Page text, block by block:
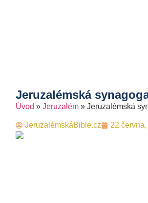
Jeruzalémská
Úvod » Jeruzalém » Jeruzalémská
JeruzalémskáBible.cz 22